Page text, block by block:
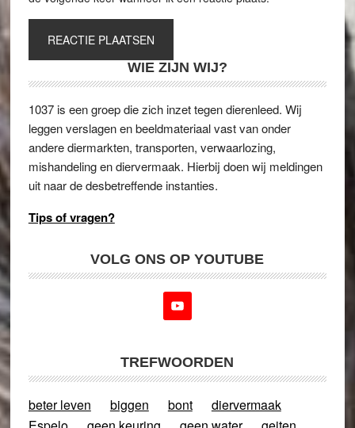
WIE ZIJN WIJ?
1037 is een groep die zich inzet tegen dierenleed. Wij
leggen verslagen en beeldmateriaal vast van onder
andere diermarkten, transporten, verwaarlozing,
mishandeling en diervermaak. Hierbij doen wij meldingen
uit naar de desbetreffende instanties.
Tips of vragen?
VOLG ONS OP YOUTUBE
TREFWOORDEN
beter leven biggen bont
diervermaak